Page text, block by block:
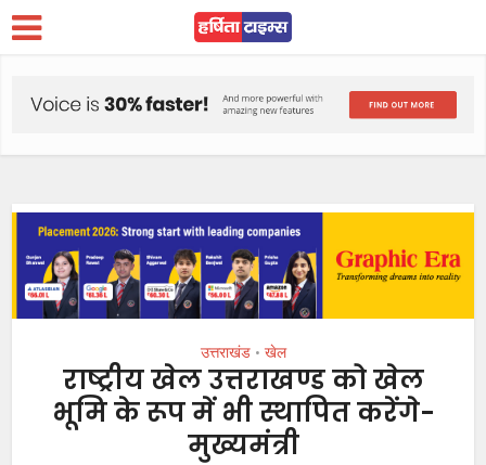
उत्तराखंड • खेल
राष्ट्रीय खेल उत्तराखण्ड को खेल
भूमि के रूप में भी स्थापित करेंगे-
मुख्यमंत्री